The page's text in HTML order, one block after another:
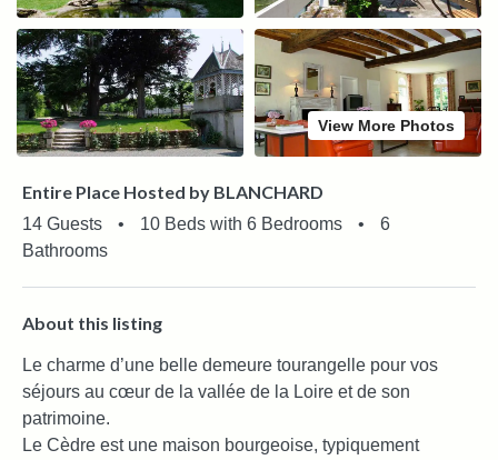
View More Photos
Entire Place Hosted by BLANCHARD
14 Guests • 10 Beds with 6 Bedrooms •
6
Bathrooms
About this listing
Le charme d’une belle demeure tourangelle pour vos
séjours au cœur de la vallée de la Loire et de son
patrimoine.
Le Cèdre est une maison bourgeoise, typiquement